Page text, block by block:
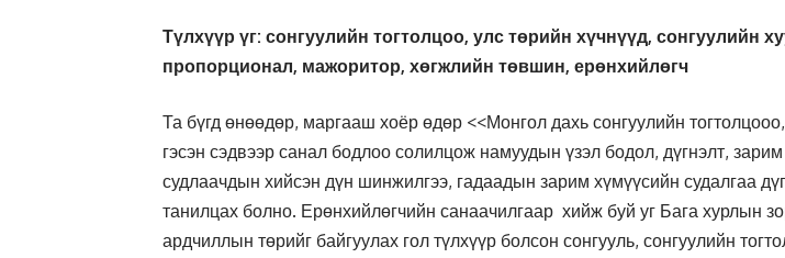
Түлхүүр үг: сонгуулийн тогтолцоо, улс төрийн хүчнүүд, сонгуулийн
пропорционал, мажоритор, хөгжлийн төвшин, ерөнхийлөгч
Та бүгд өнөөдөр, маргааш хоёр өдөр <<Монгол дахь сонгуулийн
гэсэн сэдвээр санал бодлоо солилцож намуудын үзэл бодол, дүгнэлт,
судлаачдын хийсэн дүн шинжилгээ, гадаадын зарим хүмүүсийн судалгаа
танилцах болно. Ерөнхийлөгчийн санаачилгаар хийж буй уг Бага хурлын
ардчиллын төрийг байгуулах гол түлхүүр болсон сонгууль, сонгуулийн